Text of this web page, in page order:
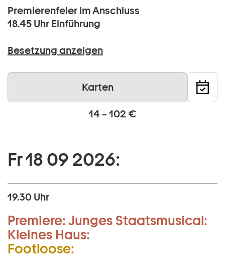
Premierenfeier im Anschluss
18.45 Uhr Einführung
Besetzung anzeigen
Karten
14 – 102 €
Fr 18 09 2026:
19.30 Uhr
Premiere:Junges Staatsmusical:
Kleines Haus:
Footloose: